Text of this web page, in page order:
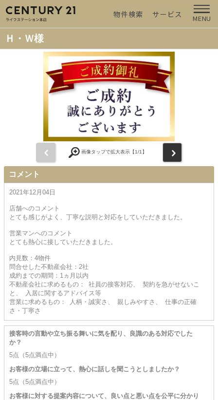
物件検索 サービス MENU
Ｈ・Ｗ様
画像タップで拡大表示【1/1】
コメント
2021年12月04日
店舗へのコメント
とても感じがよく、丁寧な説明と対応をしていただきました。
営業マンへのコメント
とても熱心に接していただきました。
内見数：4物件
問合せした不動産会社：2社
成約までの期間：1ヵ月以内
不動産会社に求めるもの： 社員の接客対応、 契約を急がせないこ
と、 入居に関するアドバイス等
営業に求めるもの： 人柄・誠実さ、 親しみやすさ、 仕事の正確
さ・丁寧さ
接客時の言動や立ち振る舞いに気を配り、良識のある対応でした
か？
5点（5点満点中）
お客様の立場に立って、熱心に話しを聞こうとしましたか？
5点（5点満点中）
お客様に対する提案内容について、良い点と悪い点を公平に分かり